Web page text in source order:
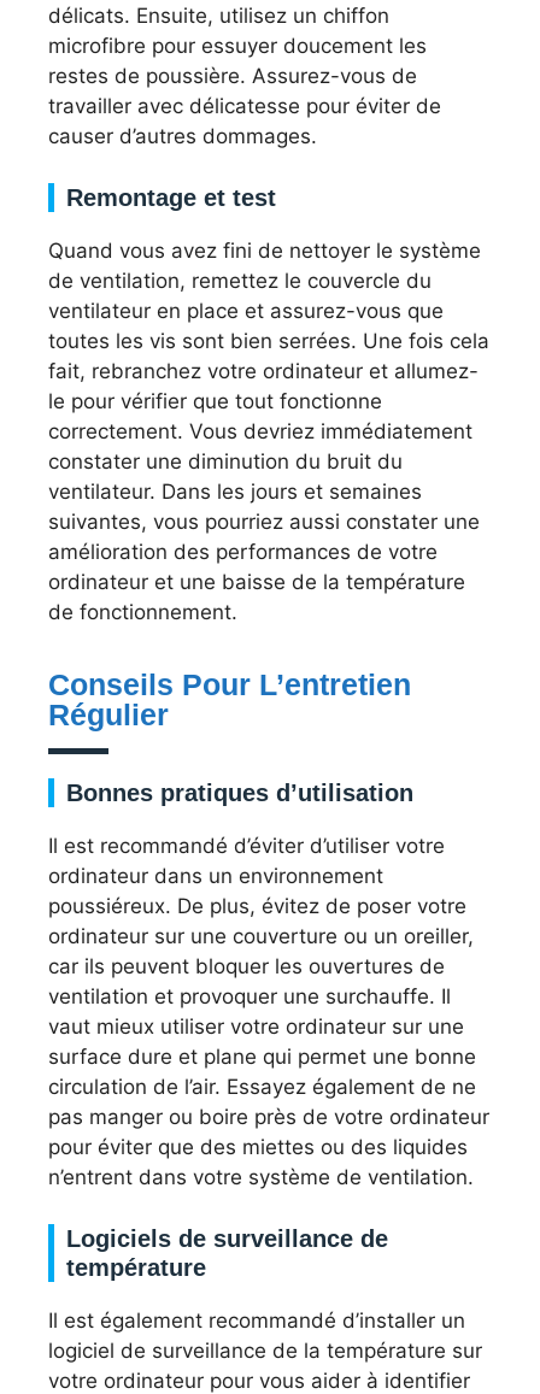
délicats. Ensuite, utilisez un chiffon
microfibre pour essuyer doucement les
restes de poussière. Assurez-vous de
travailler avec délicatesse pour éviter de
causer d’autres dommages.
Remontage et test
Quand vous avez fini de nettoyer le système
de ventilation, remettez le couvercle du
ventilateur en place et assurez-vous que
toutes les vis sont bien serrées. Une fois cela
fait, rebranchez votre ordinateur et allumez-
le pour vérifier que tout fonctionne
correctement. Vous devriez immédiatement
constater une diminution du bruit du
ventilateur. Dans les jours et semaines
suivantes, vous pourriez aussi constater une
amélioration des performances de votre
ordinateur et une baisse de la température
de fonctionnement.
Conseils Pour L’entretien
Régulier
Bonnes pratiques d’utilisation
Il est recommandé d’éviter d’utiliser votre
ordinateur dans un environnement
poussiéreux. De plus, évitez de poser votre
ordinateur sur une couverture ou un oreiller,
car ils peuvent bloquer les ouvertures de
ventilation et provoquer une surchauffe. Il
vaut mieux utiliser votre ordinateur sur une
surface dure et plane qui permet une bonne
circulation de l’air. Essayez également de ne
pas manger ou boire près de votre ordinateur
pour éviter que des miettes ou des liquides
n’entrent dans votre système de ventilation.
Logiciels de surveillance de
température
Il est également recommandé d’installer un
logiciel de surveillance de la température sur
votre ordinateur pour vous aider à identifier